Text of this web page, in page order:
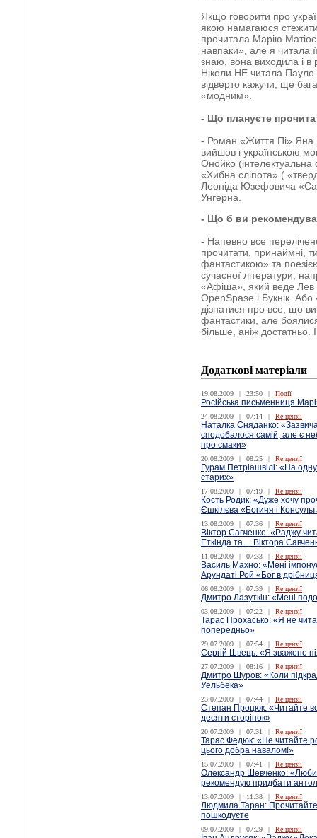
Якщо говорити про
якою намагаюся
прочитала Марію
навпаки», але я читала
знаю, вона виходила і в
Ніколи НЕ читала Пауло
відверто кажучи, ще
«модним».
- Що плануєте
- Роман «Життя Пі» Яна
вийшов і українською
Онойко
«Хибна сліпота» (
Леоніда Юзефовича
Унгерна.
- Що б ви
- Напевно все
прочитати, принаймні,
фантастикою» та
сучасної літератури,
«Афіша», який веде Лев
OpenSpase і Букнік.
дізнатися про все, що
фантастики, але
більше, аніж достатньо.
Додаткові матеріали
19.08.2009 | 23:50 | Події
Російська письменниця
24.08.2009 | 07:14 | Re:цензії
Наталка Сняданко:
сподобалося самій, але є
про смаки»
20.08.2009 | 08:25 | Re:цензії
Гурам Петріашвілі: «На
старих»
17.08.2009 | 07:19 | Re:цензії
Кость Родик: «Дуже хочу
Єшкілєва «Богиня і
13.08.2009 | 07:36 | Re:цензії
Віктор Савченко: «Раджу
Еткінда та… Віктора
11.08.2009 | 07:33 | Re:цензії
Василь Махно: «Мені
Арундаті Рой «Бог в
06.08.2009 | 07:39 | Re:цензії
Дмитро Лазуткін: «Мені
03.08.2009 | 07:22 | Re:цензії
Тарас Прохасько: «Я не
попередньо»
29.07.2009 | 07:54 | Re:цензії
Сергій Швець: «Я зважено
27.07.2009 | 08:16 | Re:цензії
Дмитро Шуров: «Коли
Уельбека»
23.07.2009 | 07:44 | Re:цензії
Степан Процюк: «Читайте
десяти сторінок»
20.07.2009 | 07:31 | Re:цензії
Тарас Федюк: «Не читайте
цього добра навалом!»
15.07.2009 | 07:41 | Re:цензії
Олександр Шевченко:
рекомендую придбати
13.07.2009 | 11:38 | Re:цензії
Людмила Таран:
пошкодуєте
09.07.2009 | 07:29 | Re:цензії